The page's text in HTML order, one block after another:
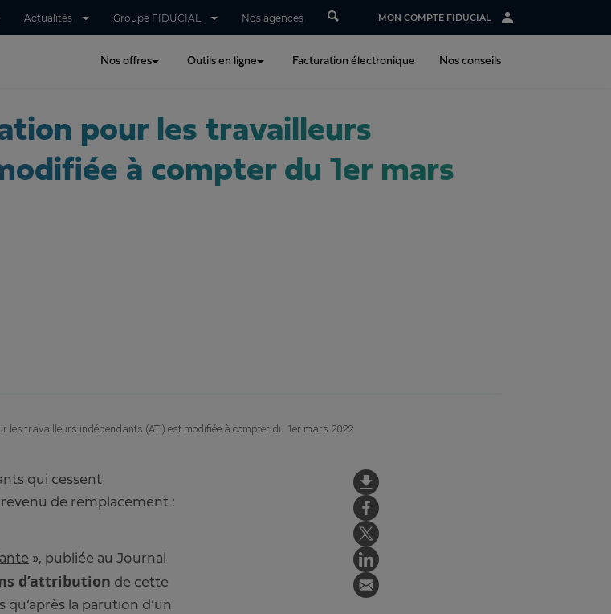
Actualités Groupe FIDUCIAL Nos agences MON COMPTE FIDUCIAL
Nos offres Outils en ligne Facturation électronique Nos conseils
pour les travailleurs
à compter du 1er mars
les travailleurs indépendants (ATI) est modifiée à compter du 1er mars 2022
qui cessent
de remplacement :
», publiée au Journal
d’attribution de cette
la parution d’un